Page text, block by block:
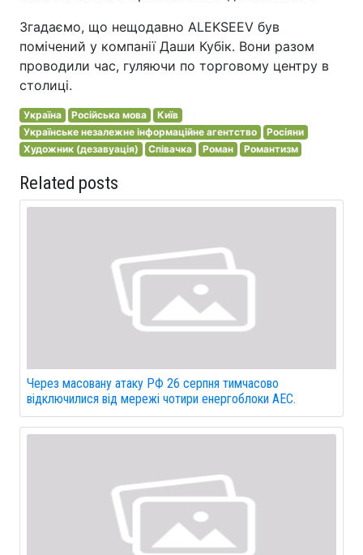
Згадаємо, що нещодавно ALEKSEEV був
помічений у компанії Даши Кубік. Вони разом
проводили час, гуляючи по торговому центру в
столиці.
Україна Російська мова
Київ
Українське незалежне інформаційне агентство
Росіяни
Художник (дезавуація)
Співачка Роман Романтизм
Related posts
Через масовану атаку РФ 26 серпня тимчасово
відключилися від мережі чотири енергоблоки АЕС.